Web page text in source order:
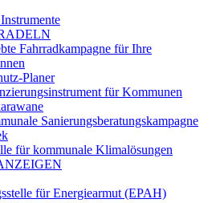
Fahrradkampagne für Ihre
Planer
für Kommunen
Sanierungsberatungskampagne
für kommunale Klimalösungen
für Energiearmut (EPAH)